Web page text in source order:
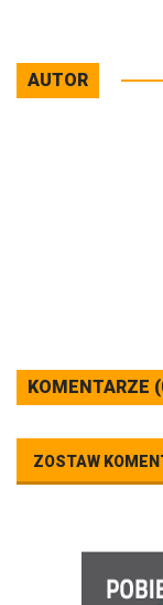
AUTOR
KOMENTARZE
ZOSTAW